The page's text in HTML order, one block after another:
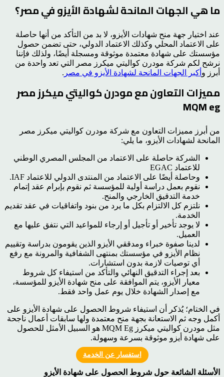
ما هي الجهات المانحة لشهادة الأيزو في مصر؟
عند اختيار جهة منح شهادات الأيزو، لا بد من التأكد من أنها حاصلة
على الاعتماد المحلي وكذلك الاعتماد الدولي، حتى تضمن حصول
مؤسستك على شهادة معتمدة موثوقة ومسجلة أيضًا، ولذلك فإننا
نرشح لكم شركة مودرن كواليتي ميكرز مصر التي تعد واحدة من
أبرز و أكبر الجهات المانحة لشهادة الأيزو في مصر .
مميزات التعاون مع مودرن كواليتي ميكرز مصر
MQM eg
من أبرز مميزات التعاون مع شركة مودرن كواليتي ميكرز مصر
المانحة لشهادات الأيزو، ما يلي:
الشركة حاصلة على الاعتماد من المجلس المصري الوطني
للاعتماد EGAC
وحاصلة أيضًا على الاعتماد من المنتدى الدولي للاعتماد IAF.
نقوم بعمل دراسة أولية للمؤسسة ثم نقوم بإبرام عقد إتمام
خدمة التدقيق الخارجي والمنح.
نلتزم كل الالتزام بكل ما يرد من بنود واتفاقيات في عقد تقديم
الخدمة.
لا يوجد تأخير أو تأجيل أو إرجاء للمواعيد التي نتفق عليها مع
العميل.
لدينا صفوة خبراء ومدققي الأيزو الذين يقومون بدراسة وتقييم
نظام الأيزو في مؤسستك بمنتهى الشفافية والمرونة مع رفع
أي توصيات لازمة بدون استشارات.
بعد إجراء التدقيق النهائي والتأكد من استيفاء كل شروط
معيار الأيزو، يتم الموافقة على منح شهادة الأيزو للمؤسسة،
مع إصدار الشهادة خلال يوم عمل واحد فقط.
في الختام؛ يُذكر أن استيفاء شروط الحصول على شهادة الأيزو على
أكمل وجه ثم الاستعانة بجهة منح معتمدة ولها سابقات أعمال ناجحة
مثل مودرن كواليتي ميكرز MQM Eg هو السبيل الأمثل للحصول
على شهادة أيزو موثوقة بسرعة وسهولة.
استفسار عن الخدمة
الأسئلة الشائعة حول شروط الحصول على شهادة الأيزو